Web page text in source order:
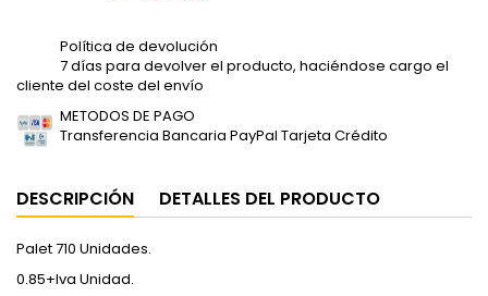
Política de devolución
7 días para devolver el producto, haciéndose cargo el
cliente del coste del envío
METODOS DE PAGO
Transferencia Bancaria PayPal Tarjeta Crédito
DESCRIPCIÓN DETALLES DEL PRODUCTO
Palet 710 Unidades.
0.85+Iva Unidad.